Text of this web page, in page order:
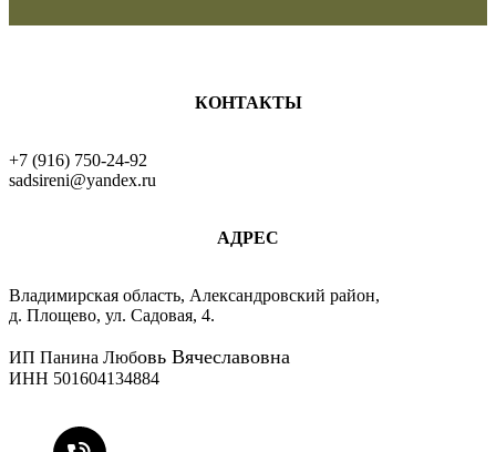
КОНТАКТЫ
​+7 (916) 750-24-92
sadsireni@yandex.ru
АДРЕС
​Владимирская область, Александровский район,
д. Площево, ул. Садовая, 4.
ИП Панина Любовь Вячеславовна
ИНН 501604134884